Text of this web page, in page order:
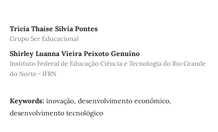
Tricia Thaise Silvia Pontes
Grupo Ser Educacional
Shirley Luanna Vieira Peixoto Genuíno
Instituto Federal de Educação Ciência e Tecnologia do Rio Grande
do Norte - IFRN
Keywords: inovação, desenvolvimento econômico,
desenvolvimento tecnológico